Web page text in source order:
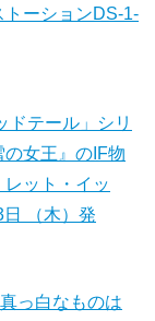
トーションDS-1-
ドテール」シリ
女王』のIF物
ット・イッ
日 （木）発
っ白なものは